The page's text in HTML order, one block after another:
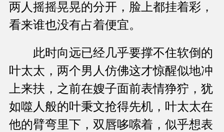
两人摇摇晃晃的分开，脸上都挂着彩，
看来谁也没有占着便宜。
此时向远已经几乎要撑不住软倒的
叶太太，两个男人仿佛这才惊醒似地冲
上来扶，之前在嫂子面前表情狰狞，犹
如噬人般的叶秉文抢得先机，叶太太在
他的臂弯里下，双唇哆嗦着，似乎想表